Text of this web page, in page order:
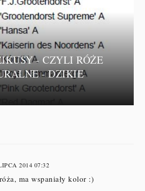
- CZYLI RÓŻE
- DZIKIE
2014 07:32
ma wspaniały kolor :)